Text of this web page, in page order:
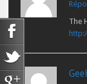
The